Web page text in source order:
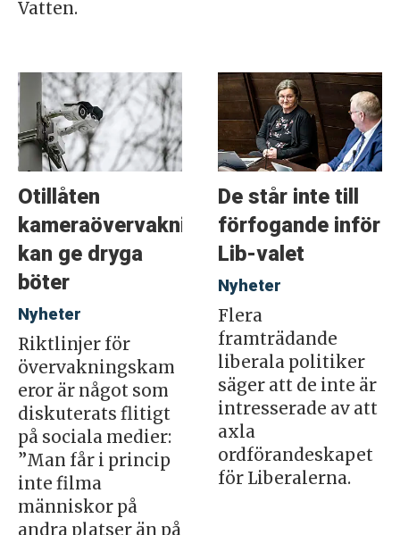
Vatten.
Otillåten
kameraövervakning
kan ge dryga
böter
Nyheter
Riktlinjer för
övervakningskam
eror är något som
diskuterats flitigt
på sociala medier:
”Man får i princip
inte filma
människor på
andra platser än på
De står inte till
förfogande inför
Lib-valet
Nyheter
Flera
framträdande
liberala politiker
säger att de inte är
intresserade av att
axla
ordförandeskapet
för Liberalerna.